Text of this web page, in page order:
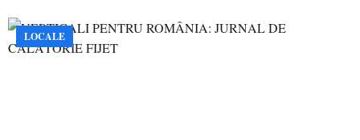
LOCALE